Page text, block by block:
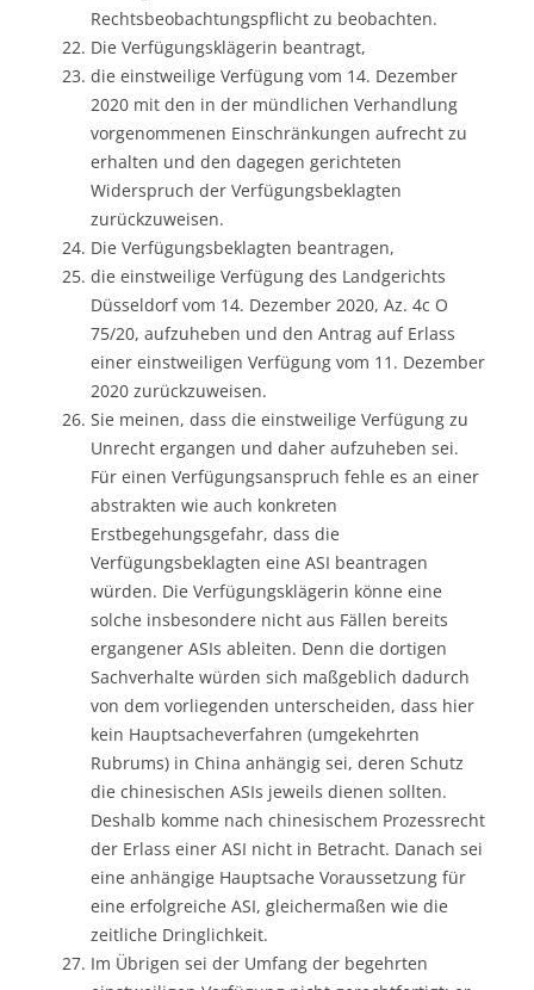
Rechtsbeobachtungspflicht zu beobachten.
Die Verfügungsklägerin beantragt,
die einstweilige Verfügung vom 14. Dezember
2020 mit den in der mündlichen Verhandlung
vorgenommenen Einschränkungen aufrecht zu
erhalten und den dagegen gerichteten
Widerspruch der Verfügungsbeklagten
zurückzuweisen.
Die Verfügungsbeklagten beantragen,
die einstweilige Verfügung des Landgerichts
Düsseldorf vom 14. Dezember 2020, Az. 4c O
75/20, aufzuheben und den Antrag auf Erlass
einer einstweiligen Verfügung vom 11. Dezember
2020 zurückzuweisen.
Sie meinen, dass die einstweilige Verfügung zu
Unrecht ergangen und daher aufzuheben sei.
Für einen Verfügungsanspruch fehle es an einer
abstrakten wie auch konkreten
Erstbegehungsgefahr, dass die
Verfügungsbeklagten eine ASI beantragen
würden. Die Verfügungsklägerin könne eine
solche insbesondere nicht aus Fällen bereits
ergangener ASIs ableiten. Denn die dortigen
Sachverhalte würden sich maßgeblich dadurch
von dem vorliegenden unterscheiden, dass hier
kein Hauptsacheverfahren (umgekehrten
Rubrums) in China anhängig sei, deren Schutz
die chinesischen ASIs jeweils dienen sollten.
Deshalb komme nach chinesischem Prozessrecht
der Erlass einer ASI nicht in Betracht. Danach sei
eine anhängige Hauptsache Voraussetzung für
eine erfolgreiche ASI, gleichermaßen wie die
zeitliche Dringlichkeit.
Im Übrigen sei der Umfang der begehrten